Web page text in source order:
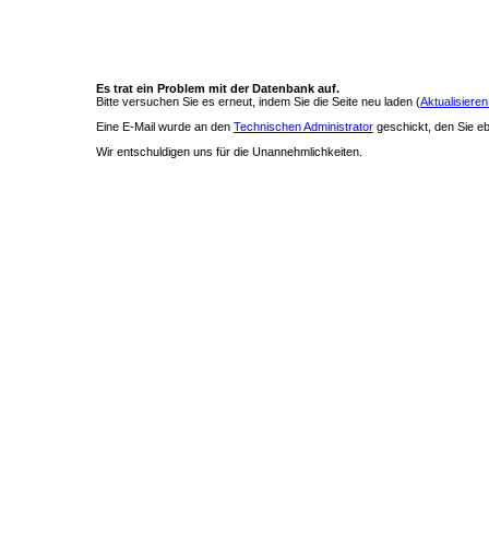
Es trat ein Problem mit der Datenbank auf.
Bitte versuchen Sie es erneut, indem Sie die Seite neu laden (
Eine E-Mail wurde an den Technischen Administrator geschickt, den Sie
Wir entschuldigen uns für die Unannehmlichkeiten.